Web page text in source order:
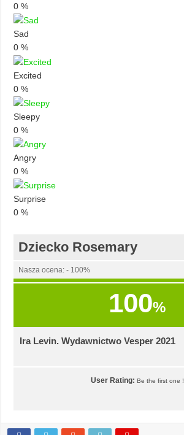
0 %
Sad
0 %
Excited
0 %
Sleepy
0 %
Angry
0 %
Surprise
0 %
Dziecko Rosemary
Nasza ocena: - 100%
100%
Ira Levin. Wydawnictwo Vesper 2021
User Rating: Be the first one !